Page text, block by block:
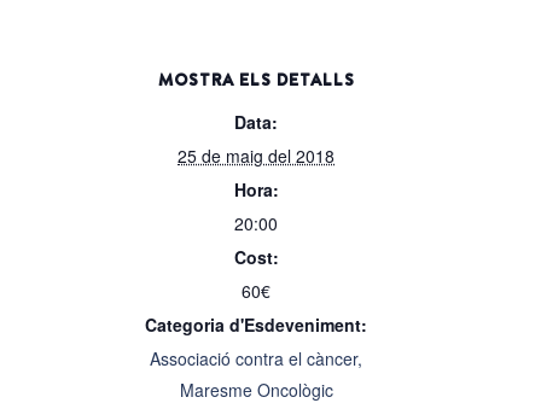
MOSTRA ELS DETALLS
Data:
25 de maig del 2018
Hora:
20:00
Cost:
60€
Categoria d'Esdeveniment:
Associació contra el càncer,
Maresme Oncològic